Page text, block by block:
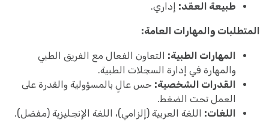
طبيعة العقد: إداري.
المتطلبات والمهارات العامة:
المهارات الطبية: التعاون الفعال مع الفريق الطبي
والمهارة في إدارة السجلات الطبية.
القدرات الشخصية: حس عالٍ بالمسؤولية والقدرة على
العمل تحت الضغط.
اللغات: اللغة العربية (إلزامي)، اللغة الإنجليزية (مفضل).